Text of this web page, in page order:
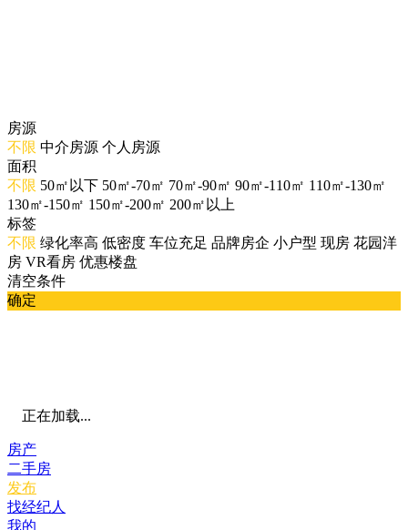
房源
不限 中介房源 个人房源
面积
不限 50㎡以下 50㎡-70㎡ 70㎡-90㎡ 90㎡-110㎡ 110㎡-130㎡
130㎡-150㎡ 150㎡-200㎡ 200㎡以上
标签
不限 绿化率高 低密度 车位充足 品牌房企 小户型 现房 花园洋
房 VR看房 优惠楼盘
清空条件
确定
正在加载...
房产
二手房
发布
找经纪人
我的